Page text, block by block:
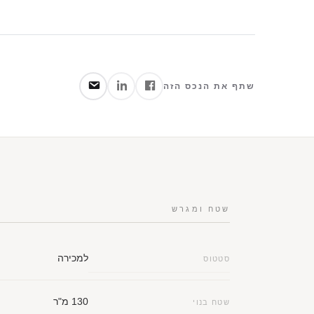
שתף את הנכס הזה
שטח ומגרש
סטטוס למכירה
שטח בנוי 130 מ"ר